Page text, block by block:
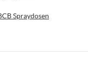
Spraydosen